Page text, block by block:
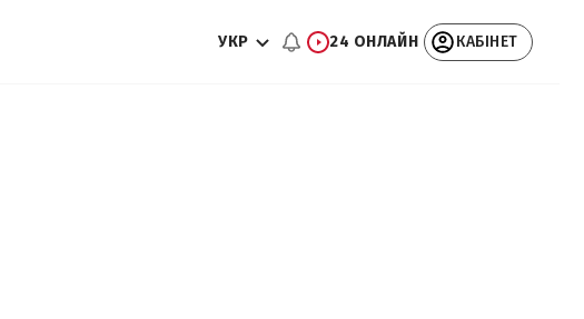
УКР 24 ОНЛАЙН КАБІНЕТ